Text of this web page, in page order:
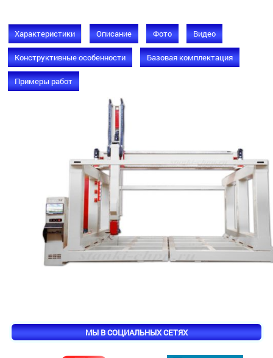
Характеристики Описание Фото Видео
Конструктивные особенности Базовая комплектация
Примеры работ
МЫ В СОЦИАЛЬНЫХ СЕТЯХ